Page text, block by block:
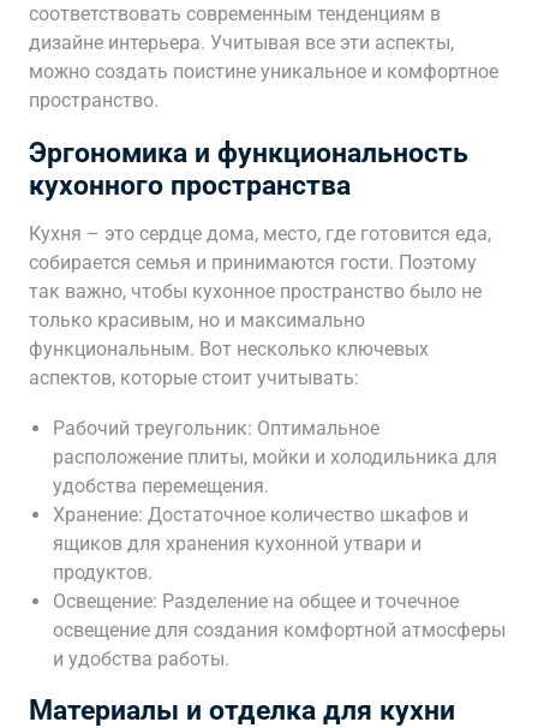
соответствовать современным тенденциям в
дизайне интерьера. Учитывая все эти аспекты,
можно создать поистине уникальное и комфортное
пространство.
Эргономика и функциональность
кухонного пространства
Кухня – это сердце дома, место, где готовится еда,
собирается семья и принимаются гости. Поэтому
так важно, чтобы кухонное пространство было не
только красивым, но и максимально
функциональным. Вот несколько ключевых
аспектов, которые стоит учитывать:
Рабочий треугольник: Оптимальное
расположение плиты, мойки и холодильника для
удобства перемещения.
Хранение: Достаточное количество шкафов и
ящиков для хранения кухонной утвари и
продуктов.
Освещение: Разделение на общее и точечное
освещение для создания комфортной атмосферы
и удобства работы.
Материалы и отделка для кухни